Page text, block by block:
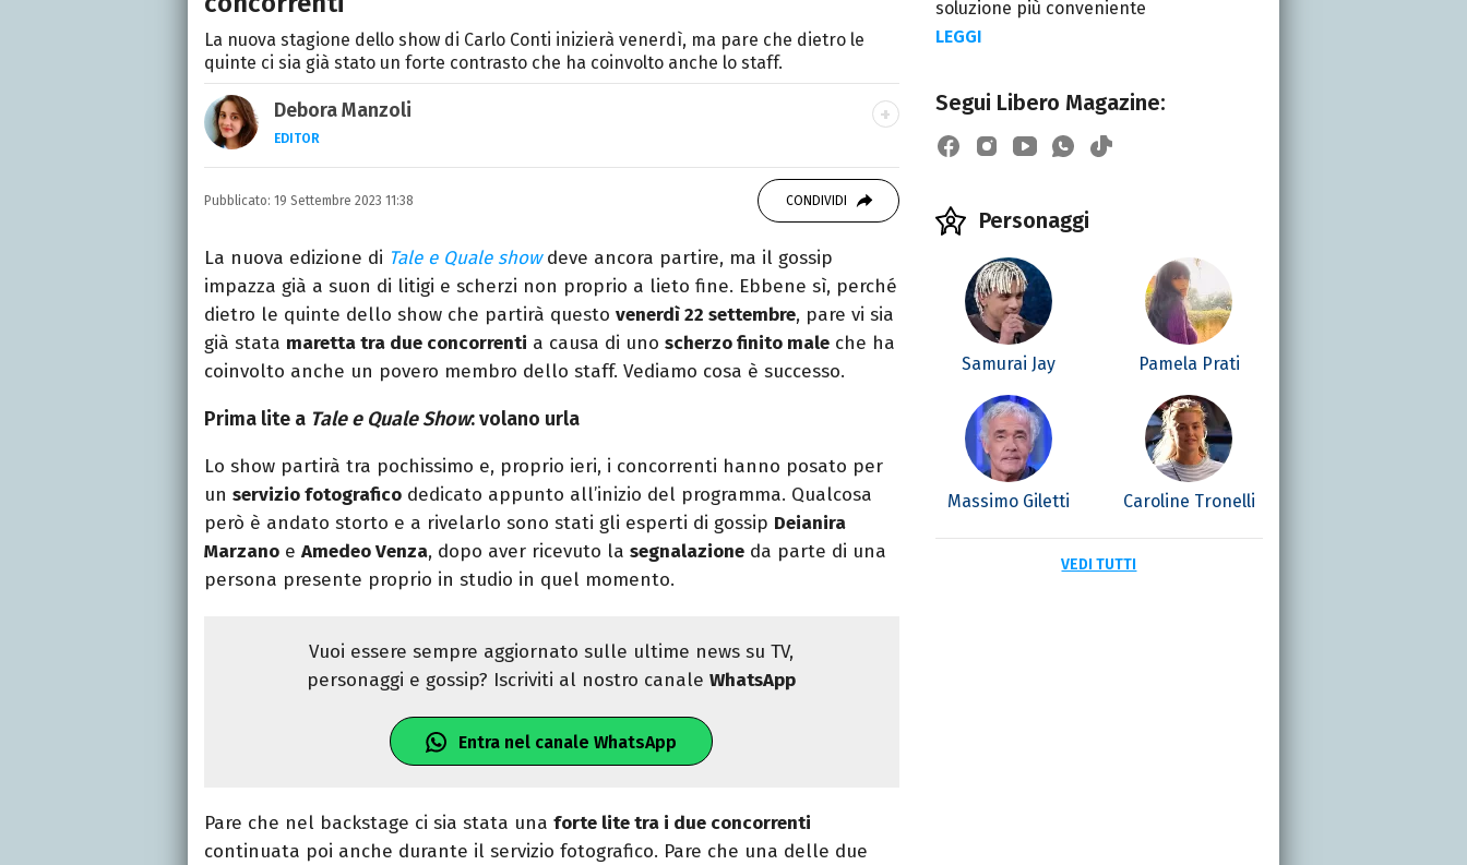
La nuova stagione dello show di Carlo Conti inizierà venerdì, ma pare che dietro le
quinte ci sia già stato un forte contrasto che ha coinvolto anche lo staff.
Debora Manzoli
EDITOR
LINKEDIN
INSTAGRAM FACEBOOK SITO
Scrittrice, copywriter, editor e pubblicista mantovana, laureata in
Lettere, Cinema e Tv. Ha due libri all’attivo e ama la scrittura alla
follia.
Pubblicato: 19 Settembre 2023 11:38 CONDIVIDI
La nuova edizione di Tale e Quale showdeve ancora partire, ma il gossip
impazza già a suon di litigi e scherzi non proprio a lieto fine. Ebbene sì, perché
dietro le quinte dello show che partirà questo venerdì 22 settembre, pare vi sia
già stata maretta tra due concorrenti a causa di uno scherzo finito male che ha
coinvolto anche un povero membro dello staff. Vediamo cosa è successo.
Prima lite a Tale e Quale Show: volano urla
Lo show partirà tra pochissimo e, proprio ieri, i concorrenti hanno posato per
un servizio fotografico dedicato appunto all’inizio del programma. Qualcosa
però è andato storto e a rivelarlo sono stati gli esperti di gossip Deianira
Marzano e Amedeo Venza, dopo aver ricevuto la segnalazione da parte di una
persona presente proprio in studio in quel momento.
Vuoi essere sempre aggiornato sulle ultime news su TV,
personaggi e gossip? Iscriviti al nostro canaleWhatsApp
Entra nel canale WhatsApp
Pare che nel backstage ci sia stata una forte lite tra i due concorrenti
continuata poi anche durante il servizio fotografico. Pare che una delle due
soluzione più conveniente
LEGGI
Segui Libero Magazine:
Personaggi
Samurai Jay Pamela Prati
Massimo Giletti Caroline Tronelli
VEDI TUTTI